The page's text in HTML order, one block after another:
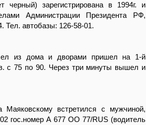
черный) зарегистрирована в 1994г. и
Администрации Президента РФ,
Тел. автобазы: 126-58-01.
из дома и дворами пришел на 1-й
с 75 по 90. Через три минуты вышел и
встретился с мужчиной,
гос.номер А 677 ОО 77/RUS (водитель